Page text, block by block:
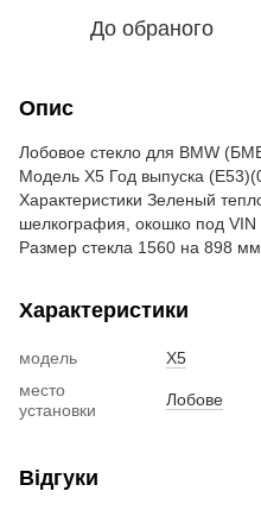
До обраного
Опис
Лобовое стекло для BMW
Модель X5 Год выпуска
Характеристики Зеленый
шелкография, окошко под
Размер стекла 1560 на 898 мм.
Характеристики
модель
X5
место
установки
Лобове
Відгуки